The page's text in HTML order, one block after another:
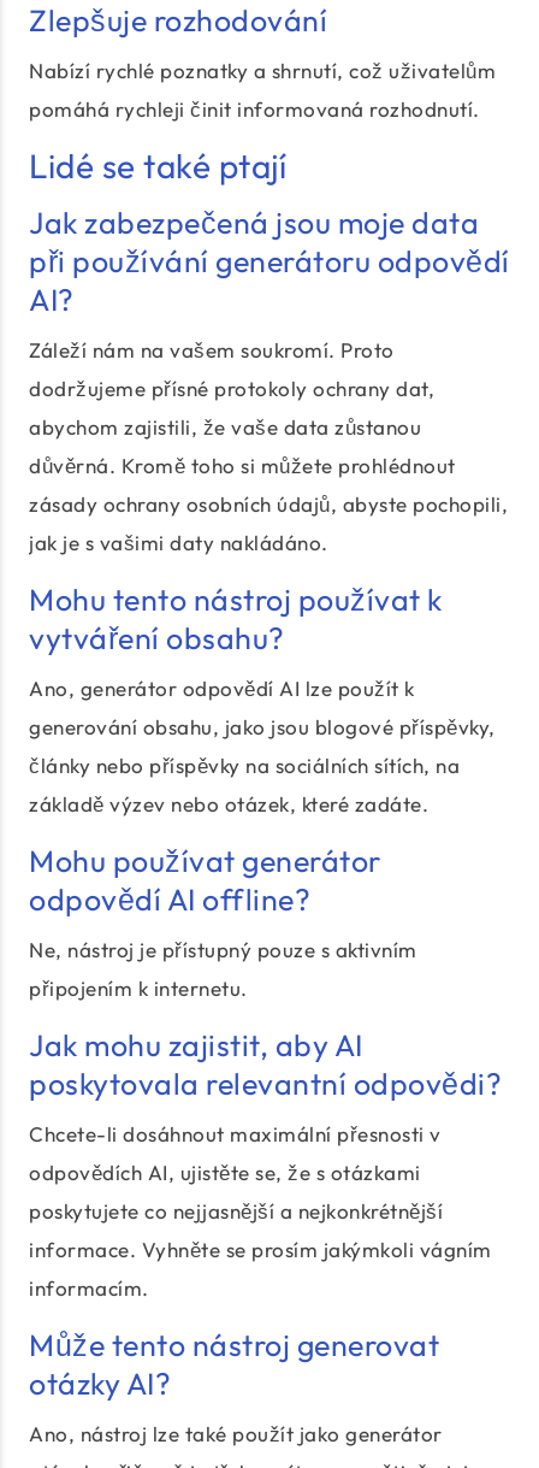
Zlepšuje rozhodování
Nabízí rychlé poznatky a shrnutí, což uživatelům
pomáhá rychleji činit informovaná rozhodnutí.
Lidé se také ptají
Jak zabezpečená jsou moje data
při používání generátoru odpovědí
AI?
Záleží nám na vašem soukromí. Proto
dodržujeme přísné protokoly ochrany dat,
abychom zajistili, že vaše data zůstanou
důvěrná. Kromě toho si můžete prohlédnout
zásady ochrany osobních údajů, abyste pochopili,
jak je s vašimi daty nakládáno.
Mohu tento nástroj používat k
vytváření obsahu?
Ano, generátor odpovědí AI lze použít k
generování obsahu, jako jsou blogové příspěvky,
články nebo příspěvky na sociálních sítích, na
základě výzev nebo otázek, které zadáte.
Mohu používat generátor
odpovědí AI offline?
Ne, nástroj je přístupný pouze s aktivním
připojením k internetu.
Jak mohu zajistit, aby AI
poskytovala relevantní odpovědi?
Chcete-li dosáhnout maximální přesnosti v
odpovědích AI, ujistěte se, že s otázkami
poskytujete co nejjasnější a nejkonkrétnější
informace. Vyhněte se prosím jakýmkoli vágním
informacím.
Může tento nástroj generovat
otázky AI?
Ano, nástroj lze také použít jako generátor